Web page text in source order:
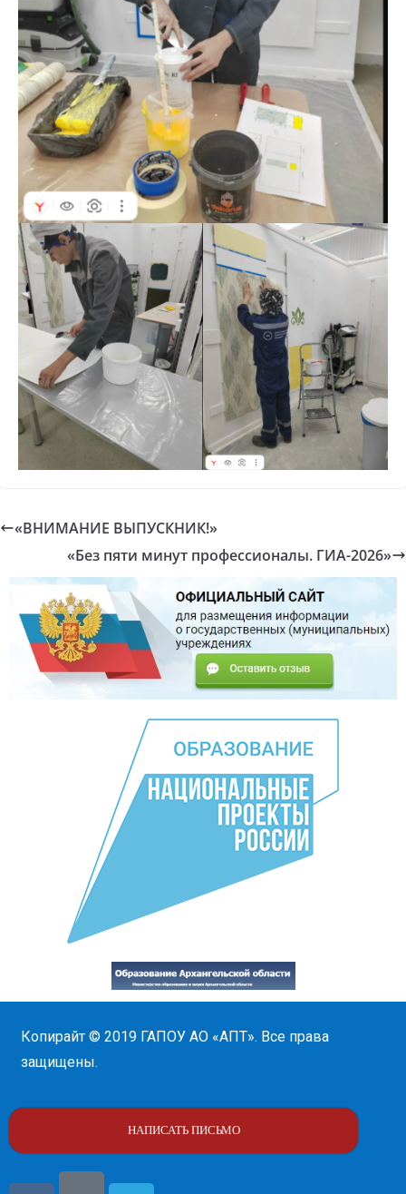
«ВНИМАНИЕ ВЫПУСКНИК!»
«Без пяти минут профессионалы. ГИА-2026»
Копирайт © 2019 ГАПОУ АО «АПТ». Все права
защищены.
НАПИСАТЬ ПИСЬМО